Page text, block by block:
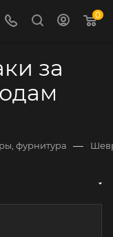
0
за
фурнитура —